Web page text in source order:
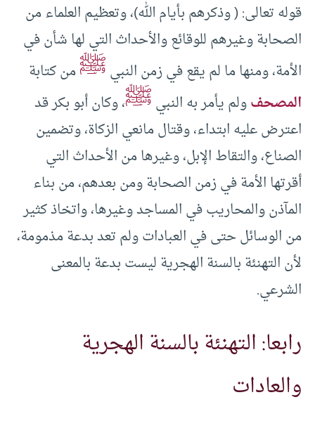
قوله تعالى: ( وذكرهم بأيام الله)، وتعظيم العلماء من
الصحابة وغيرهم للوقائع والأحداث التي لها شأن في
الأمة، ومنها ما لم يقع في زمن النبيﷺمن كتابة
المصحفولم يأمر به النبيﷺ، وكان أبو بكر قد
اعترض عليه ابتداء، وقتال مانعي الزكاة، وتضمين
الصناع، والتقاط الإبل، وغيرها من الأحداث التي
أقرتها الأمة في زمن الصحابة ومن بعدهم، من بناء
المآذن والمحاريب في المساجد وغيرها، واتخاذ كثير
من الوسائل حتى في العبادات ولم تعد بدعة مذمومة،
لأن التهنئة بالسنة الهجرية ليست بدعة بالمعنى
الشرعي.
رابعا: التهنئة بالسنة الهجرية
والعادات